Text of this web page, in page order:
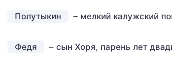
Полутыкин – мелкий калужский
Федя – сын Хоря, парень лет